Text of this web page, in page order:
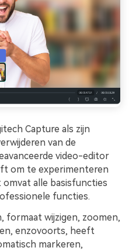
Capture als zijn
van de
video-editor
om te experimenteren
alle basisfuncties
functies.
formaat wijzigen, zoomen,
enzovoorts, heeft
markeren,